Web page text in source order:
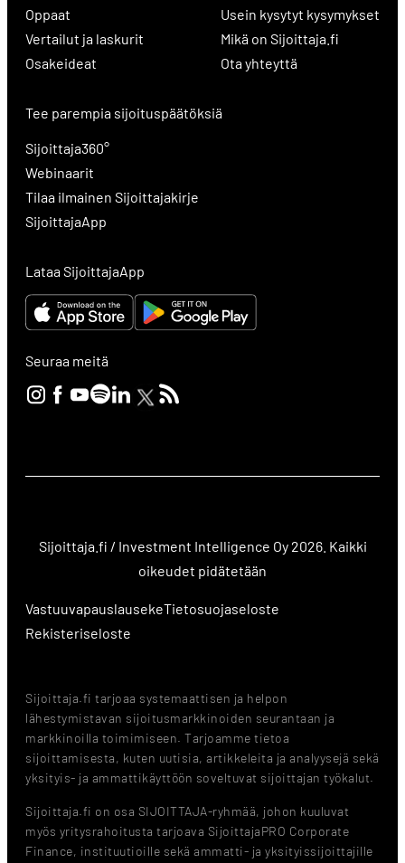
Oppaat
Vertailut ja laskurit
Osakeideat
Usein kysytyt kysymykset
Mikä on Sijoittaja.fi
Ota yhteyttä
Tee parempia sijoituspäätöksiä
Sijoittaja360°
Webinaarit
Tilaa ilmainen Sijoittajakirje
SijoittajaApp
Lataa SijoittajaApp
Seuraa meitä
Sijoittaja.fi / Investment Intelligence Oy 2026. Kaikki
oikeudet pidätetään
VastuuvapauslausekeTietosuojaseloste
Rekisteriseloste
Sijoittaja.fi tarjoaa systemaattisen ja helpon
lähestymistavan sijoitusmarkkinoiden seurantaan ja
markkinoilla toimimiseen. Tarjoamme tietoa
sijoittamisesta, kuten uutisia, artikkeleita ja analyysejä sekä
yksityis- ja ammattikäyttöön soveltuvat sijoittajan työkalut.
Sijoittaja.fi on osa SIJOITTAJA-ryhmää, johon kuuluvat
myös yritysrahoitusta tarjoava SijoittajaPRO Corporate
Finance, instituutioille sekä ammatti- ja yksityissijoittajille